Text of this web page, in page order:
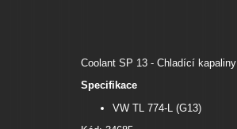
Coolant SP 13 - Chladící kapaliny
Specifikace
VW TL 774-L (G13)